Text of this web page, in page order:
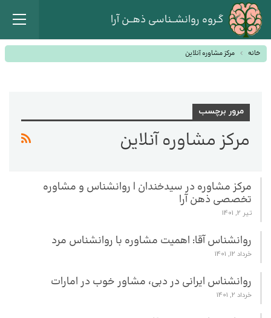
گـروه روانشــناسی ذهــن آرا
خانه مرکز مشاوره آنلاین
مرور برچسب
مرکز مشاوره آنلاین
مرکز مشاوره در سیدخندان | روانشناس و مشاوره
تخصصی ذهن آرا
تیر 2, 1401
روانشناس آقا: اهمیت مشاوره با روانشناس مرد
خرداد 12, 1401
روانشناس ایرانی در دبی، مشاور خوب در امارات
خرداد 2, 1401